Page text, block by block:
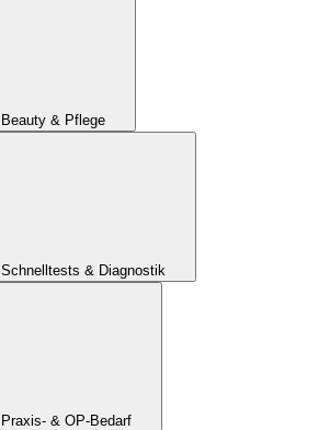
Beauty & Pflege
Schnelltests & Diagnostik
Praxis- & OP-Bedarf